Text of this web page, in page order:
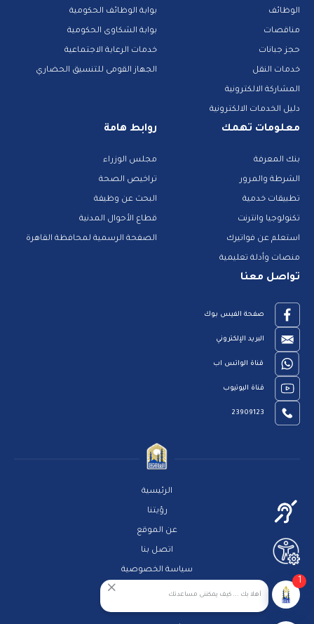
الوظائف
مناقصات
حجز جبانات
خدمات النقل
المشاركة الالكترونية
دليل الخدمات الالكترونية
بوابة الوظائف الحكومية
بوابة الشكاوى الحكومية
خدمات الرعاية الاجتماعية
الجهاز القومى للتنسيق الحضاري
معلومات تهمك
بنك المعرفة
الشرطة والمرور
تطبيقات خدمية
تكنولوجيا وانترنت
استعلم عن فواتيرك
منصات وأدلة تعليمية
روابط هامة
مجلس الوزراء
تراخيص الصحة
البحث عن وظيفة
قطاع الأحوال المدنية
الصفحة الرسمية لمحافظة القاهرة
تواصل معنا
صفحة الفيس بوك
البريد الإلكتروني
قناة الواتس اب
قناة اليوتيوب
23909123
الرئيسية
رؤيتنا
عن الموقع
اتصل بنا
سياسة الخصوصية
مركز المساعدةأهلا بك ... كيف يمكننى مساعدتك
1